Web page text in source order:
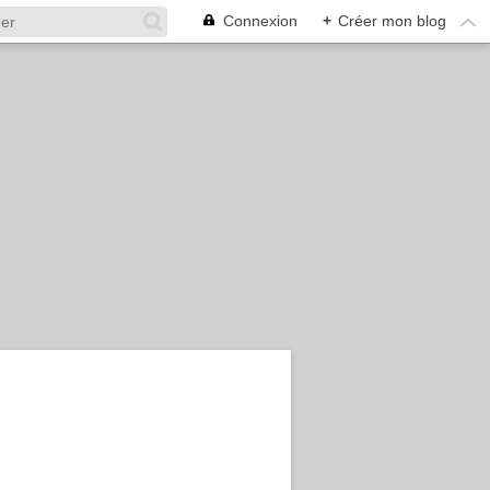
Connexion + Créer mon blog